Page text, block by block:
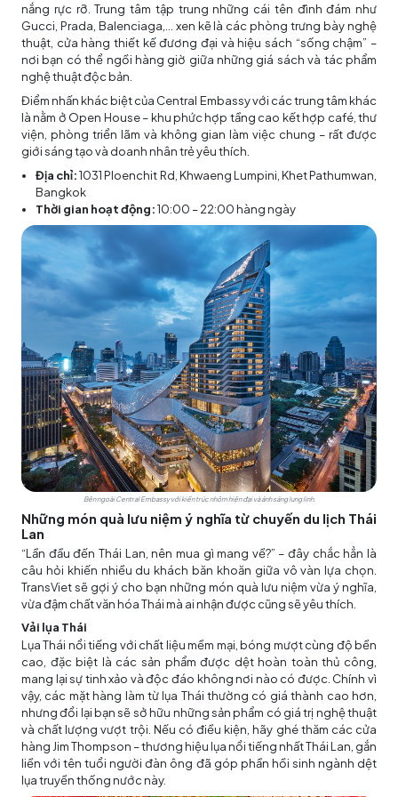
nắng rực rỡ. Trung tâm tập trung những cái tên đình đám như
Gucci, Prada, Balenciaga,... xen kẽ là các phòng trưng bày nghệ
thuật, cửa hàng thiết kế đương đại và hiệu sách “sống chậm” –
nơi bạn có thể ngồi hàng giờ giữa những giá sách và tác phẩm
nghệ thuật độc bản.
Điểm nhấn khác biệt của Central Embassy với các trung tâm khác
là nằm ở Open House – khu phức hợp tầng cao kết hợp café, thư
viện, phòng triển lãm và không gian làm việc chung – rất được
giới sáng tạo và doanh nhân trẻ yêu thích.
Địa chỉ:1031 Ploenchit Rd, Khwaeng Lumpini, Khet Pathumwan,
Bangkok
Thời gian hoạt động:10:00 – 22:00 hàng ngày
Bên ngoài Central Embassy với kiến trúc nhôm hiện đại và ánh sáng lung linh.
Những món quà lưu niệm ý nghĩa từ chuyến du lịch Thái
Lan
“Lần đầu đến Thái Lan, nên mua gì mang về?” – đây chắc hẳn là
câu hỏi khiến nhiều du khách băn khoăn giữa vô vàn lựa chọn.
TransViet sẽ gợi ý cho bạn những món quà lưu niệm vừa ý nghĩa,
vừa đậm chất văn hóa Thái mà ai nhận được cũng sẽ yêu thích.
Vải lụa Thái
Lụa Thái nổi tiếng với chất liệu mềm mại, bóng mượt cùng độ bền
cao, đặc biệt là các sản phẩm được dệt hoàn toàn thủ công,
mang lại sự tinh xảo và độc đáo không nơi nào có được. Chính vì
vậy, các mặt hàng làm từ lụa Thái thường có giá thành cao hơn,
nhưng đổi lại bạn sẽ sở hữu những sản phẩm có giá trị nghệ thuật
và chất lượng vượt trội. Nếu có điều kiện, hãy ghé thăm các cửa
hàng Jim Thompson – thương hiệu lụa nổi tiếng nhất Thái Lan, gắn
liền với tên tuổi người đàn ông đã góp phần hồi sinh ngành dệt
lụa truyền thống nước này.